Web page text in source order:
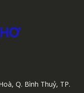
Q. Bình Thuỷ, TP.